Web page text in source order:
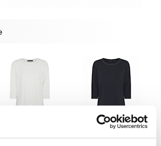
Navy